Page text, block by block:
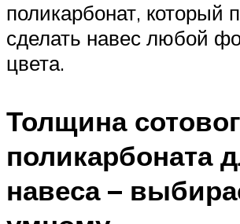
поликарбонат, который
сделать навес любой
цвета.
Толщина
поликарбоната
навеса –